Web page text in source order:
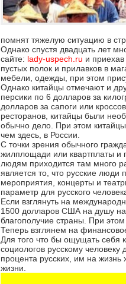
помнят тяжелую ситуацию в
Однако спустя двадцать лет
сайте: lady-uspech.ru и
пустых полок и прилавков в
мебели, одежды, при этом
Однако китайцы отмечают и
персики по 6 долларов за
долларов за сапоги или
ресторанов, китайцы были
обычно дело. При этом
чем здесь, в России.
С точки зрения обычного
жилплощади или квартплаты и
людям приходится там много
является то, что русские
мероприятия, концерты и
параметр для русского
Если взглянуть на
1500 долларов США на душу
благополучие страны. При
Теперь взглянем на
Для того что бы ощущать себя
социологов русскому
процента русских, им на
жизни.